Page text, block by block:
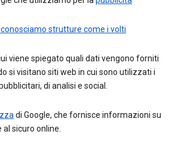
strutture come i volti
viene spiegato quali dati vengono forniti
si visitano siti web in cui sono utilizzati i
di analisi e social.
di Google, che fornisce informazioni su
sicuro online.